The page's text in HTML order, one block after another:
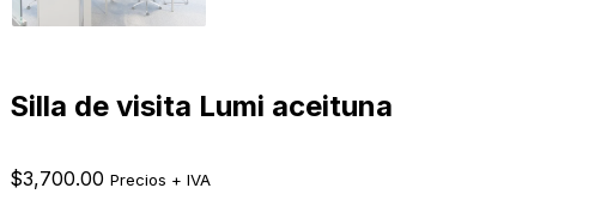
Silla de visita Lumi aceituna
$3,700.00 Precios + IVA